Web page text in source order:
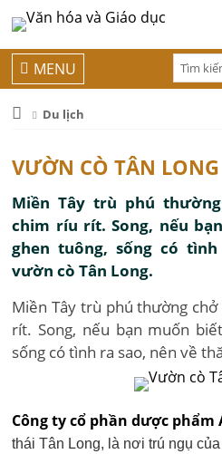
MENU
Du lịch
VƯỜN CÒ TÂN LONG
Miền Tây trù phú
chim ríu rít. Song, nếu
ghen tuông, sống có
vườn cò Tân Long.
Miền Tây trù phú thường
rít. Song, nếu bạn muốn
sống có tình ra sao, nên về
Công ty cổ phần dược phẩm
thái Tân Long, là nơi trú ngụ